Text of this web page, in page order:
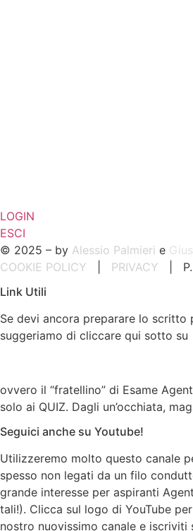
LOGIN
ESCI
© 2025 – by Alessio Palmieri e
COOKIE POLICY
PRIVACY |
Link Utili
Se devi ancora preparare lo scritto
suggeriamo di cliccare qui sotto su
ovvero il “fratellino” di Esame
solo ai QUIZ. Dagli un’occhiata,
Seguici anche su Youtube!
Utilizzeremo molto questo canale
spesso non legati da un filo
grande interesse per aspiranti
tali!). Clicca sul logo di YouTube
nostro nuovissimo canale e iscriviti